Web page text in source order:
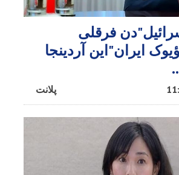
فرقلی
ایران"این آردینجا
پلانت